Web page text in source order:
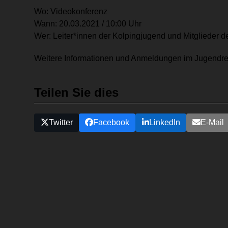
Wo: Videokonferenz
Wann: 20.03.2021 / 10:00 Uhr
Wer: Leiter*innen der Kolpingjugend und Mitglieder
Weitere Informationen und Anmeldungen im
Teilen Sie dies
Twitter Facebook LinkedIn E-Mail